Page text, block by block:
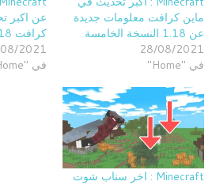
ماين كرافت معلومات جديدة
عن 1.18 النسخة الخامسة
28/08/2021
في "Home"
عن اكبر
كرافت 1.18
2021
في "Home"
Minecraft : اخر سناب شوت